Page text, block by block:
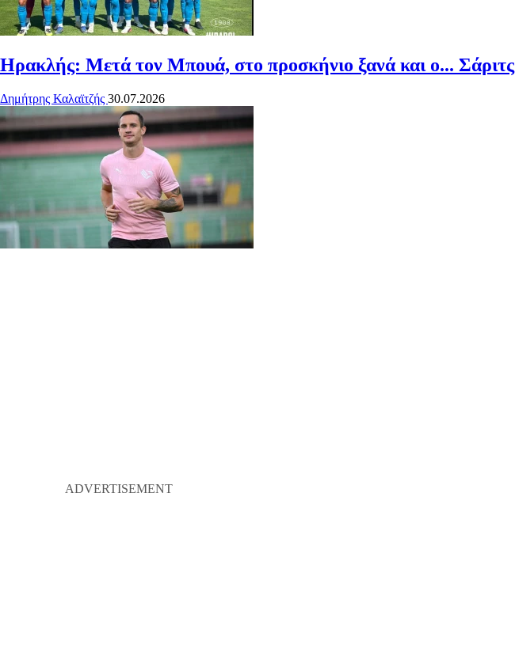
Ηρακλής: Μετά τον Μπουά, στο προσκήνιο ξανά και ο... Σάριτς
Δημήτρης Καλαϊτζής 30.07.2026